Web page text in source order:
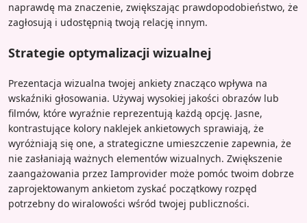
naprawdę ma znaczenie, zwiększając prawdopodobieństwo, że
zagłosują i udostępnią twoją relację innym.
Strategie optymalizacji wizualnej
Prezentacja wizualna twojej ankiety znacząco wpływa na
wskaźniki głosowania. Używaj wysokiej jakości obrazów lub
filmów, które wyraźnie reprezentują każdą opcję. Jasne,
kontrastujące kolory naklejek ankietowych sprawiają, że
wyróżniają się one, a strategiczne umieszczenie zapewnia, że
nie zasłaniają ważnych elementów wizualnych. Zwiększenie
zaangażowania przez Iamprovider może pomóc twoim dobrze
zaprojektowanym ankietom zyskać początkowy rozpęd
potrzebny do wiralowości wśród twojej publiczności.